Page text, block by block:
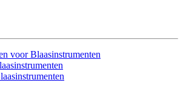
voor Blaasinstrumenten